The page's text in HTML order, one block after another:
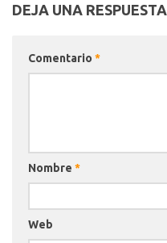
DEJA UNA RESPUESTA
Comentario *
Nombre *
Web